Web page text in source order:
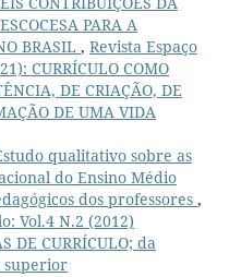
PARA A
BRASIL , Revista Espaço
CURRÍCULO COMO
DE CRIAÇÃO, DE
DE UMA VIDA
qualitativo sobre as
do Ensino Médio
dos professores ,
Vol.4 N.2 (2012)
DE CURRÍCULO; da
superior